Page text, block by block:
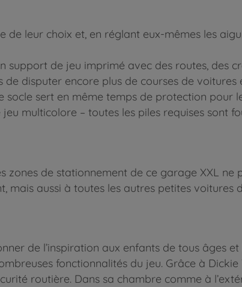
de leur choix et, en réglant eux-mêmes les
support de jeu imprimé avec des routes, des
disputer encore plus de courses de
socle sert en même temps de protection pour
multicolore – toutes les piles requises sont
zones de stationnement de ce garage XXL ne
mais aussi à toutes les autres petites voitures
de l’inspiration aux enfants de tous âges
fonctionnalités du jeu. Grâce à Dickie
routière. Dans sa chambre comme à